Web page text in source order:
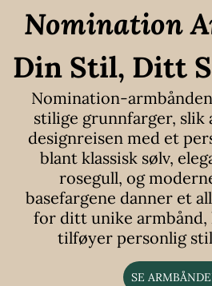
Nomination
Din Stil, Ditt
Nomination-
stilige grunnfarger, slik
designreisen med et
blant klassisk sølv,
rosegull, og
basefargene danner et
for ditt unike
tilføyer personlig
SE